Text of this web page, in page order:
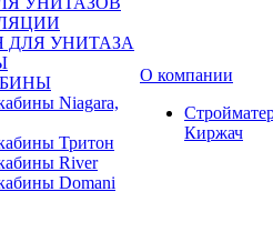
ДЛЯ УНИТАЗА
Niagara,
Тритон
River
Domani
О компании
Киржач